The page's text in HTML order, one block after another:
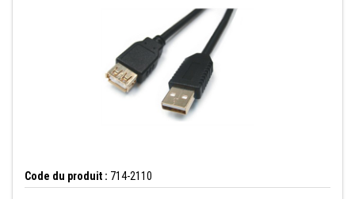
Code du produit : 714-2110